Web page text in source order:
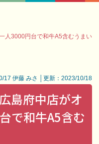
人3000円台で和牛A5含むうまい
17 伊藤 みさ │更新：2023/10/18
島府中店がオ
で和牛A5含む